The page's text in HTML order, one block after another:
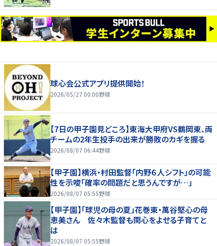
球心会公式アプリ提供開始！
2026/05/27 00:00野球
【7日の甲子園見どころ】東海大甲府VS鶴岡東、両
チームの2年生投手の出来が勝敗のカギを握る
2026/08/07 06:44野球
【甲子園】横浜・村田監督「内野６人シフト」の可能
性を示唆「確率の問題だと思うんですが…」
2026/08/07 05:55野球
【甲子園】「球児の母の夏」花巻東・萬谷堅心の母
恵美さん 佐々木監督も関心をよせる子育てと
は
2026/08/07 05:55野球